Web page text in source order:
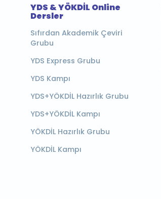
YDS & YÖKDİL Online
Dersler
Sıfırdan Akademik Çeviri
Grubu
YDS Express Grubu
YDS Kampı
YDS+YÖKDİL Hazırlık Grubu
YDS+YÖKDİL Kampı
YÖKDİL Hazırlık Grubu
YÖKDİL Kampı